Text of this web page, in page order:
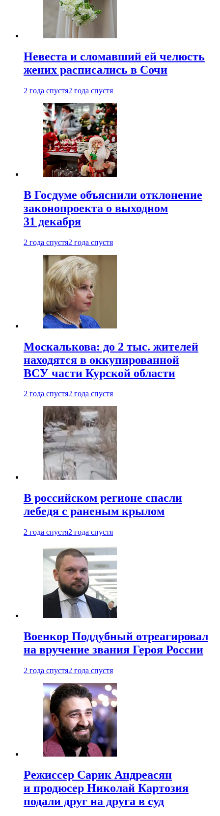
Невеста и сломавший ей челюсть
жених расписались в Сочи
2 года спустя2 года спустя
В Госдуме объяснили отклонение
законопроекта о выходном
31 декабря
2 года спустя2 года спустя
Москалькова: до 2 тыс. жителей
находятся в оккупированной
ВСУ части Курской области
2 года спустя2 года спустя
В российском регионе спасли
лебедя с раненым крылом
2 года спустя2 года спустя
Военкор Поддубный отреагировал
на вручение звания Героя России
2 года спустя2 года спустя
Режиссер Сарик Андреасян
и продюсер Николай Картозия
подали друг на друга в суд